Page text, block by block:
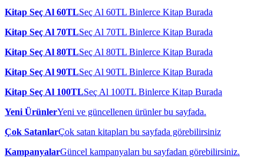
Kitap Seç Al 60TLSeç Al 60TL Binlerce Kitap Burada
Kitap Seç Al 70TLSeç Al 70TL Binlerce Kitap Burada
Kitap Seç Al 80TLSeç Al 80TL Binlerce Kitap Burada
Kitap Seç Al 90TLSeç Al 90TL Binlerce Kitap Burada
Kitap Seç Al 100TLSeç Al 100TL Binlerce Kitap Burada
Yeni ÜrünlerYeni ve güncellenen ürünler bu sayfada.
Çok SatanlarÇok satan kitapları bu sayfada görebilirsiniz
KampanyalarGüncel kampanyaları bu sayfadan görebilirsiniz.